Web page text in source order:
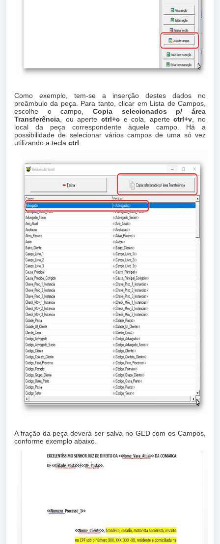
Como exemplo, tem-se a inserção destes dados no
preâmbulo da peça. Para tanto, clicar em Lista de Campos,
escolhe o campo, Copia selecionados p/ área
Transferência , ou aperte ctrl+ce cola, apertectrl+v , no
local da peça correspondente àquele campo. Há a
possibilidade de selecionar vários campos de uma só vez
utilizando a tecla ctrl
A fração da peça deverá ser salva no GED com os Campos,
conforme exemplo abaixo.